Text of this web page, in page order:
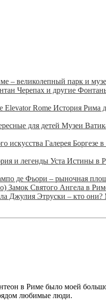
– великолепный парк и
История Рима
Музеи
Галерея Боргезе
Уста Истины в
де Фьори – рыночная
Замок Святого Ангела в
Этруски – кто они?
в Риме было моей
любимые люди.